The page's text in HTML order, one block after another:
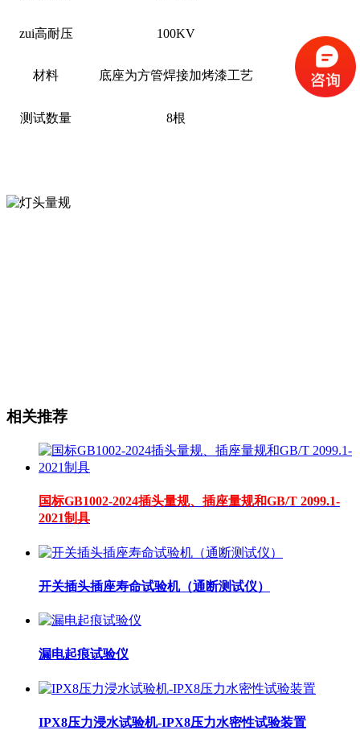
zui高耐压 100KV
材料 底座为方管焊接加烤漆工艺
测试数量 8根
相关推荐
国标GB1002-2024插头量规、插座量规和GB/T 2099.1-
2021制具
开关插头插座寿命试验机（通断测试仪）
漏电起痕试验仪
IPX8压力浸水试验机-IPX8压力水密性试验装置